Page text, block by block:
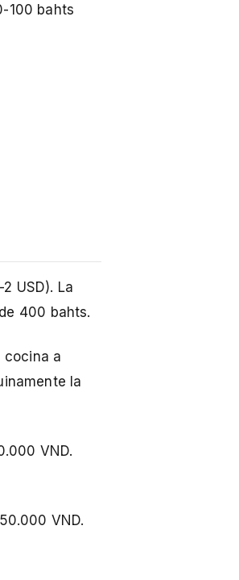
100 bahts
USD). La
400 bahts.
cocina a
la
VND.
VND.